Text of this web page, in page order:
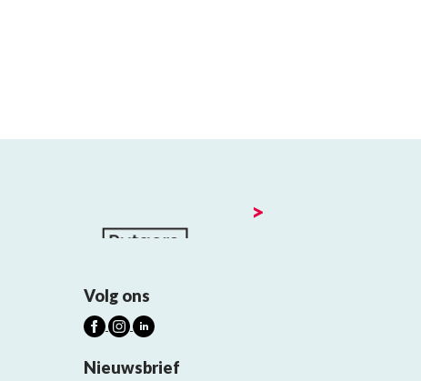
>
Volg ons
Nieuwsbrief